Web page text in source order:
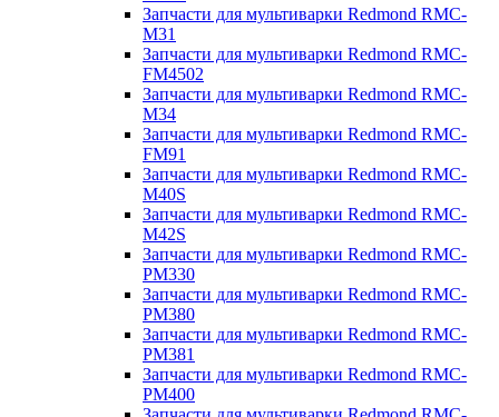
Запчасти для мультиварки Redmond RMC-
M31
Запчасти для мультиварки Redmond RMC-
FM4502
Запчасти для мультиварки Redmond RMC-
M34
Запчасти для мультиварки Redmond RMC-
FM91
Запчасти для мультиварки Redmond RMC-
M40S
Запчасти для мультиварки Redmond RMC-
M42S
Запчасти для мультиварки Redmond RMC-
PM330
Запчасти для мультиварки Redmond RMC-
PM380
Запчасти для мультиварки Redmond RMC-
PM381
Запчасти для мультиварки Redmond RMC-
PM400